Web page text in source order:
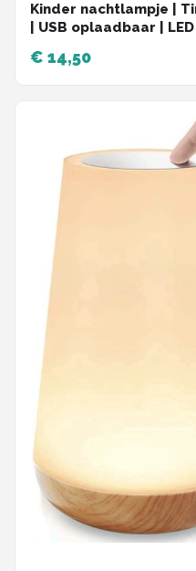
Kinder nachtlampje |
| USB oplaadbaar |
Dimbaar | Babykamer
€ 14,50